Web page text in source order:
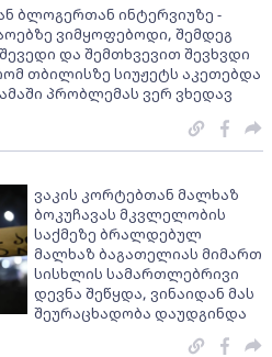
ბლოგერთან ინტერვიუზე -
ვიმყოფებოდი, შემდეგ
და შემთხვევით შევხვდი
თბილისზე სიუჟეტს აკეთებდა
პრობლემას ვერ ვხედავ
ვაკის კორტებთან მალხაზ
ბოკუჩავას მკვლელობის
საქმეზე ბრალდებულ
მალხაზ ბაგათელიას მიმართ
სისხლის სამართლებრივი
დევნა შეწყდა, ვინაიდან მას
შეურაცხადობა დაუდგინდა